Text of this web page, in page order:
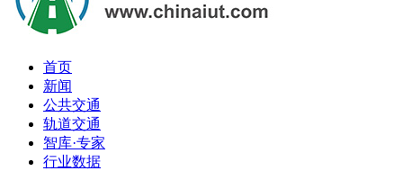
首页
新闻
公共交通
轨道交通
智库·专家
行业数据